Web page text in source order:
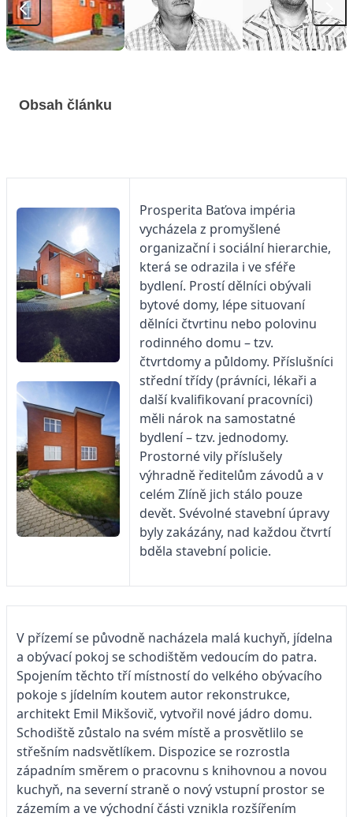
Obsah článku
Prosperita Baťova impéria
vycházela z promyšlené
organizační i sociální hierarchie,
která se odrazila i ve sféře
bydlení. Prostí dělníci obývali
bytové domy, lépe situovaní
dělníci čtvrtinu nebo polovinu
rodinného domu – tzv.
čtvrtdomy a půldomy. Příslušníci
střední třídy (právníci, lékaři a
další kvalifikovaní pracovníci)
měli nárok na samostatné
bydlení – tzv. jednodomy.
Prostorné vily příslušely
výhradně ředitelům závodů a v
celém Zlíně jich stálo pouze
devět. Svévolné stavební úpravy
byly zakázány, nad každou čtvrtí
bděla stavební policie.
V přízemí se původně nacházela malá kuchyň, jídelna
a obývací pokoj se schodištěm vedoucím do patra.
Spojením těchto tří místností do velkého obývacího
pokoje s jídelním koutem autor rekonstrukce,
architekt Emil Mikšovič, vytvořil nové jádro domu.
Schodiště zůstalo na svém místě a prosvětlilo se
střešním nadsvětlíkem. Dispozice se rozrostla
západním směrem o pracovnu s knihovnou a novou
kuchyň, na severní straně o nový vstupní prostor se
zázemím a ve východní části vznikla rozšířením